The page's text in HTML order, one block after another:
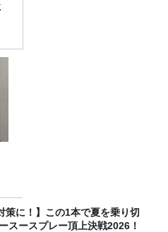
策に！】この1本で夏を乗り切
スースプレー頂上決戦2026！